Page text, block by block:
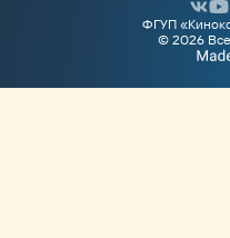
ФГУП
© 2026